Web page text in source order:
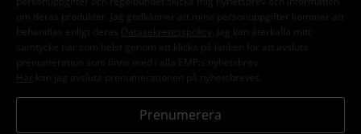
om deras produkter. Jag godkänner att mina personuppgifter kommer att
behandlas enligt deras
Datasekretesspolicy
. Jag kan återkalla mitt
samtycke när som helst genom att klicka på länken för att avsluta
prenumeration som finns med i alla EMP:s nyhetsbrev.
Här kan jag avsluta prenumerationen på nyhetsbrevet.
Prenumerera